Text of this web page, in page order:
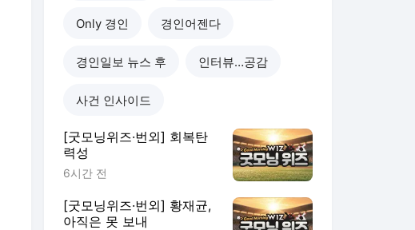
Only 경인 경인어젠다
경인일보 뉴스 후 인터뷰…공감
사건 인사이드
[굿모닝위즈·번외] 회복탄
력성
6시간 전
[굿모닝위즈·번외] 황재균,
아직은 못 보내